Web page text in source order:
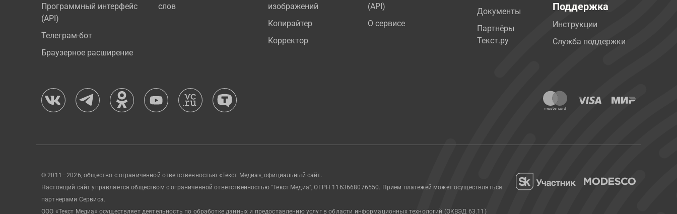
Программный интерфейс
(API)
Телеграм-бот
Браузерное расширение
слов
изображений
Копирайтер
Корректор
(API)
О сервисе
Документы
Партнёры
Текст.ру
Поддержка
Инструкции
Служба поддержки
© 2011—2026, общество с ограниченной ответственностью «Текст Медиа», официальный сайт.
Настоящий сайт управляется обществом с ограниченной ответственностью "Текст Медиа", ОГРН 1163668076550. Прием платежей может осуществляться
партнерами Сервиса.
ООО «Текст Медиа» осуществляет деятельность по обработке данных и предоставлению услуг в области информационных технологий (ОКВЭД 63.11)